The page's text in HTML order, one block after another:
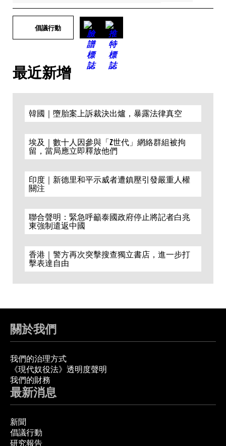
倡議行動
最近新增
韓國｜墮胎案上訴裁決出爐，暴露法律真空
埃及｜數十人因參與「Z世代」網絡群組被拘
留，當局應立即釋放他們
印度｜新德里和平示威者遭鎮壓引發嚴重人權
關注
聯合聲明：緊急呼籲泰國政府停止將記者白兆
東強制遣返中國
香港｜警方再次突擊搜查獨立書店，進一步打
擊表達自由
關於我們
我們的治理方式
《現代奴役法》透明度聲明
我們的財務
最新消息
新聞
倡議行動
研究報告